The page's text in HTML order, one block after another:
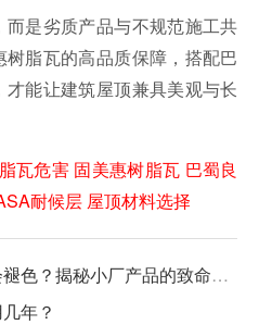
是劣质产品与不规范施工共
脂瓦的高品质保障，搭配巴
能让建筑屋顶兼具美观与长
瓦危害 固美惠树脂瓦 巴蜀良
耐候层 屋顶材料选择
？揭秘小厂产品的致命缺陷
年？